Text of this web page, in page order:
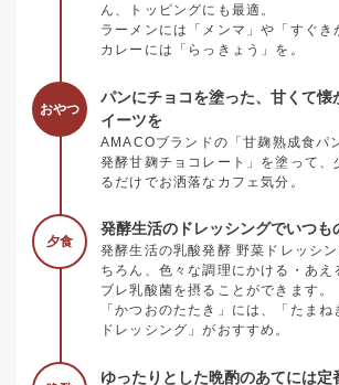
ん、トッピングにも最適。
ラーメンには「メンマ」や「すぐき
カレーには「らっきょう」を。
おやつ
パンにチョコを塗った、甘くて懐
イーツを
AMACOブランドの「甘麹熟成食パ
発酵甘麹チョコレート」を塗って、
るだけでお洒落なカフェ気分。
夕食
発酵生活のドレッシングでいつも
発酵生活の乳酸発酵 野菜ドレッシ
ちろん、色々な調理にかける・あえ
ブレ乳酸菌を摂ることができます。
「かつおのたたき」には、「たま
ドレッシング」がおすすめ。
ゆったりとした晩酌のあてには定